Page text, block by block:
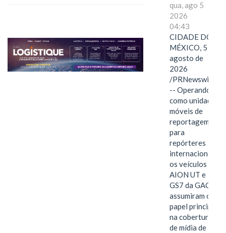
qua, ago 5
2026
04:43
CIDADE DO
MÉXICO, 5 de
agosto de
2026
/PRNewswire/
-- Operando
como unidades
móveis de
reportagem
para
repórteres
internacionais,
os veículos
AION UT e
GS7 da GAC
assumiram o
papel principal
na cobertura
de mídia de